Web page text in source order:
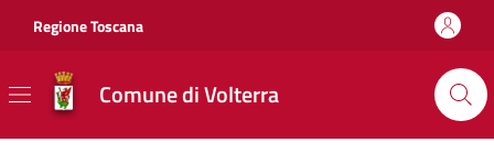
Regione Toscana
Comune di Volterra